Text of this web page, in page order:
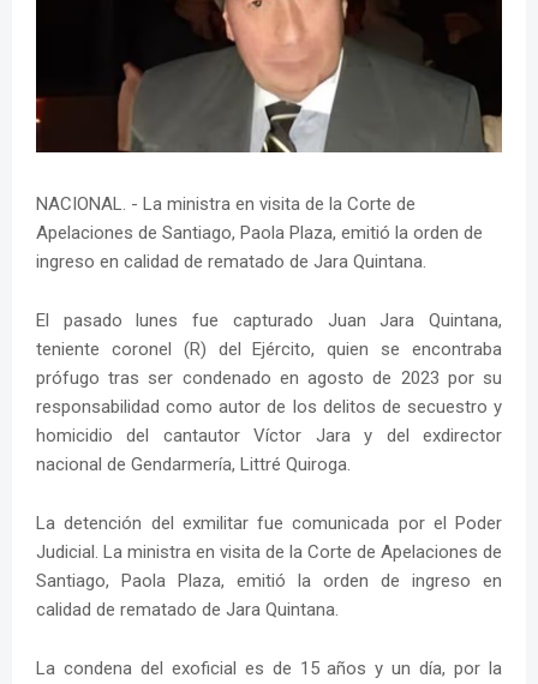
NACIONAL. - La ministra en visita de la Corte de
Apelaciones de Santiago, Paola Plaza, emitió la orden de
ingreso en calidad de rematado de Jara Quintana.
El pasado lunes fue capturado Juan Jara Quintana,
teniente coronel (R) del Ejército, quien se encontraba
prófugo tras ser condenado en agosto de 2023 por su
responsabilidad como autor de los delitos de secuestro y
homicidio del cantautor Víctor Jara y del exdirector
nacional de Gendarmería, Littré Quiroga.
La detención del exmilitar fue comunicada por el Poder
Judicial. La ministra en visita de la Corte de Apelaciones de
Santiago, Paola Plaza, emitió la orden de ingreso en
calidad de rematado de Jara Quintana.
La condena del exoficial es de 15 años y un día, por la